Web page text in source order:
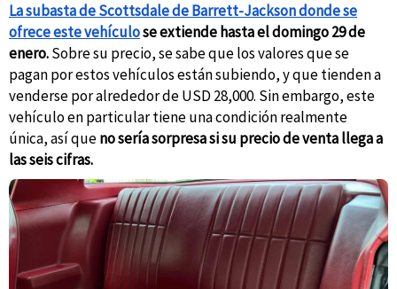
La subasta de Scottsdale de Barrett-Jackson donde se
ofrece este vehículose extiende hasta el domingo 29 de
enero.Sobre su precio, se sabe que los valores que se
pagan por estos vehículos están subiendo, y que tienden a
venderse por alrededor de USD 28,000. Sin embargo, este
vehículo en particular tiene una condición realmente
única, así queno sería sorpresa si su precio de venta llega a
las seis cifras.